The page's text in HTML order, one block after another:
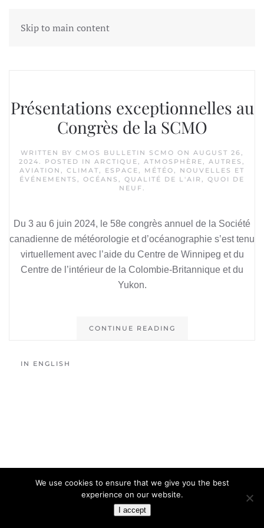
Skip to main content
Tag:ocean acidification
Présentations exceptionnelles au
Congrès de la SCMO
WRITTEN BY CMOS BULLETIN SCMO ON AUGUST 26,
2024. POSTED IN ARCTIQUE, ATMOSPHÈRE, AUTRES ,
AVIATION , CLIMAT, ESPACE, MÉTÉO, NOUVELLES ET
ÉVÉNEMENTS , OCÉANS , QUALITÉ DE L'AIR , QUOI DE
NEUF.
Du 3 au 6 juin 2024, le 58e congrès annuel de la Société
canadienne de météorologie et d’océanographie s’est tenu
virtuellement avec l’aide du Centre de Winnipeg et du
Centre de l’intérieur de la Colombie-Britannique et du
Yukon.
CONTINUE READING
IN ENGLISH
We use cookies to ensure that we give you the best
experience on our website.
I accept